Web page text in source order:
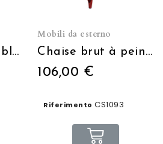
Chaise LUMINA blanc
Mobili da esterno
Chaise brut à peindre
106,00 €
Riferimento CS1093